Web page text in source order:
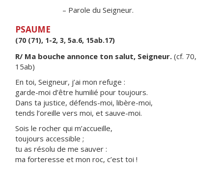
– Parole du Seigneur.
PSAUME
(70 (71), 1-2, 3, 5a.6, 15ab.17)
R/ Ma bouche annonce ton salut, Seigneur. (cf. 70,
15ab)
En toi, Seigneur, j’ai mon refuge :
garde-moi d’être humilié pour toujours.
Dans ta justice, défends-moi, libère-moi,
tends l’oreille vers moi, et sauve-moi.
Sois le rocher qui m’accueille,
toujours accessible ;
tu as résolu de me sauver :
ma forteresse et mon roc, c’est toi !